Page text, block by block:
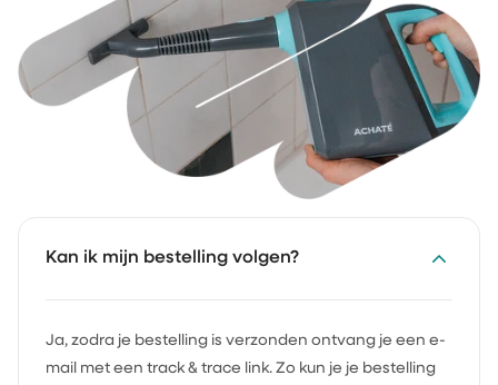
Kan ik mijn bestelling volgen?
Ja, zodra je bestelling is verzonden ontvang je een e-
mail met een track & trace link. Zo kun je je bestelling